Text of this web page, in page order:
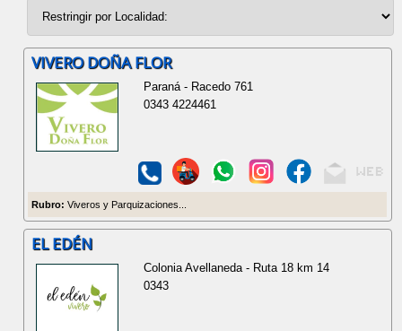
VIVERO DOÑA FLOR
Paraná - Racedo 761
0343 4224461
Rubro: Viveros y Parquizaciones...
EL EDÉN
Colonia Avellaneda - Ruta 18 km 14
0343